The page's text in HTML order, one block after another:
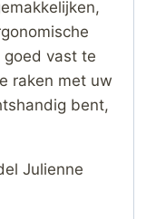
goed vast te
raken met uw
bent,
Julienne